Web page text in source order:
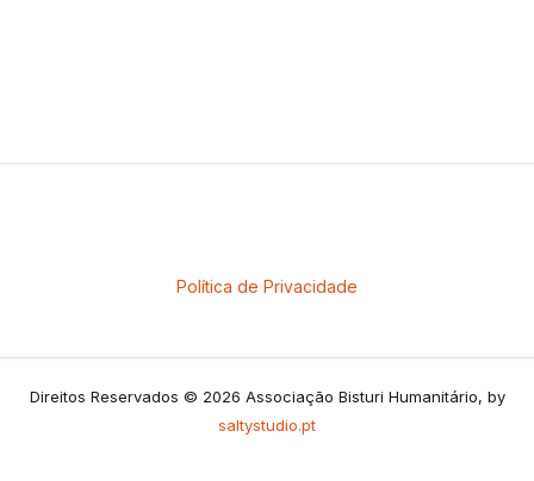
Política de Privacidade
Direitos Reservados © 2026 Associação Bisturi Humanitário, by
saltystudio.pt